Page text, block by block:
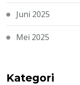
Juni 2025
Mei 2025
Kategori